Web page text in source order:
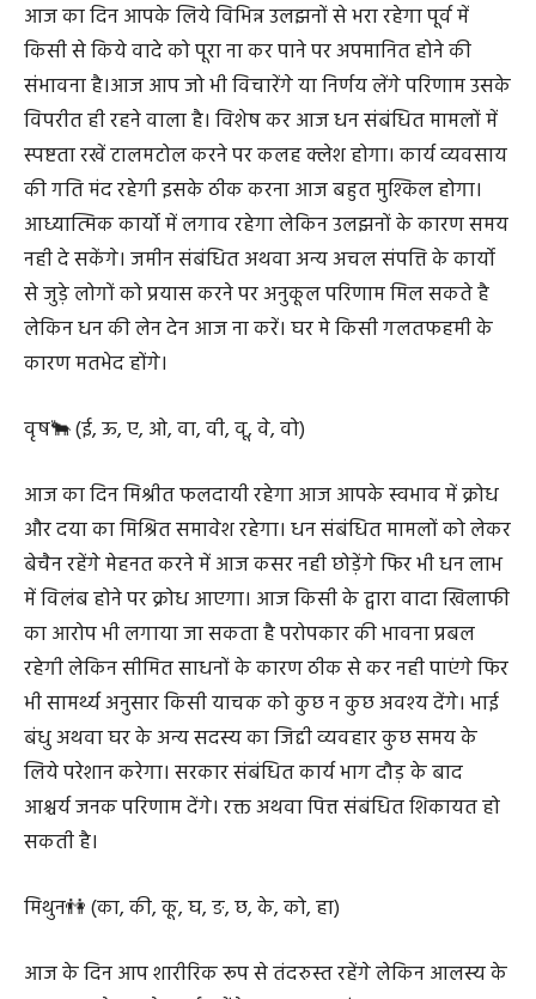
आज का दिन आपके लिये विभिन्न उलझनों से भरा रहेगा पूर्व में
किसी से किये वादे को पूरा ना कर पाने पर अपमानित होने की
संभावना है।आज आप जो भी विचारेंगे या निर्णय लेंगे परिणाम उसके
विपरीत ही रहने वाला है। विशेष कर आज धन संबंधित मामलों में
स्पष्टता रखें टालमटोल करने पर कलह क्लेश होगा। कार्य व्यवसाय
की गति मंद रहेगी इसके ठीक करना आज बहुत मुश्किल होगा।
आध्यात्मिक कार्यो में लगाव रहेगा लेकिन उलझनों के कारण समय
नही दे सकेंगे। जमीन संबंधित अथवा अन्य अचल संपत्ति के कार्यो
से जुड़े लोगों को प्रयास करने पर अनुकूल परिणाम मिल सकते है
लेकिन धन की लेन देन आज ना करें। घर मे किसी गलतफहमी के
कारण मतभेद होंगे।
वृष🐂 (ई, ऊ, ए, ओ, वा, वी, वू, वे, वो)
आज का दिन मिश्रीत फलदायी रहेगा आज आपके स्वभाव में क्रोध
और दया का मिश्रित समावेश रहेगा। धन संबंधित मामलों को लेकर
बेचैन रहेंगे मेहनत करने में आज कसर नही छोड़ेंगे फिर भी धन लाभ
में विलंब होने पर क्रोध आएगा। आज किसी के द्वारा वादा खिलाफी
का आरोप भी लगाया जा सकता है परोपकार की भावना प्रबल
रहेगी लेकिन सीमित साधनों के कारण ठीक से कर नही पाएंगे फिर
भी सामर्थ्य अनुसार किसी याचक को कुछ न कुछ अवश्य देंगे। भाई
बंधु अथवा घर के अन्य सदस्य का जिद्दी व्यवहार कुछ समय के
लिये परेशान‌ करेगा। सरकार संबंधित कार्य भाग दौड़ के बाद
आश्चर्य जनक परिणाम देंगे। रक्त अथवा पित्त संबंधित शिकायत हो
सकती है।
मिथुन👫 (का, की, कू, घ, ङ, छ, के, को, हा)
आज के दिन आप शारीरिक रूप से तंदरुस्त रहेंगे लेकिन आलस्य के